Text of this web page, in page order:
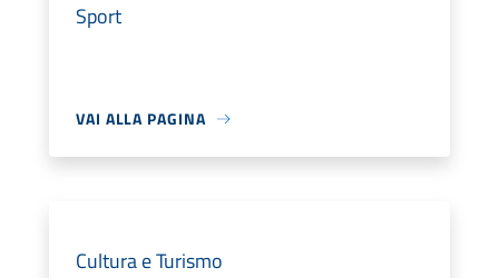
Sport
VAI ALLA PAGINA
Cultura e Turismo